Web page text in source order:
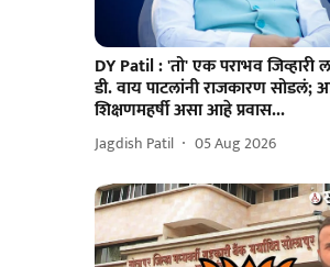
DY Patil : 'तो' एक पराभव जिव्हारी
डी. वाय पाटलांनी राजकारण सोडलं;
शिक्षणमहर्षी असा आहे प्रवास...
Jagdish Patil 05 Aug 2026